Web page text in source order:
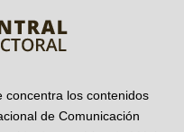
concentra los contenidos
de Comunicación